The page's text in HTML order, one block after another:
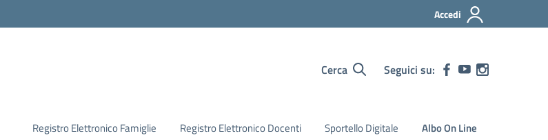
Accedi
Cerca Seguici su:
Registro Elettronico Famiglie Registro Elettronico Docenti Sportello Digitale Albo On Line